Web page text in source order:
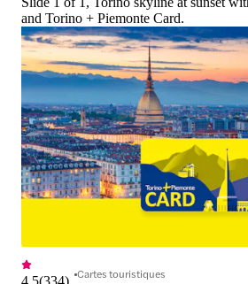
and Torino + Piemonte Card.
Cartes touristiques